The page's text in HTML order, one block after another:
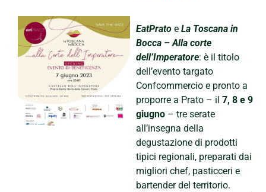
EatPrato eLa Toscana in
Bocca – Alla corte
dell’Imperatore: è il titolo
dell’evento targato
Confcommercio e pronto a
proporre a Prato – il7, 8 e 9
giugno – tre serate
all’insegna della
degustazione di prodotti
tipici regionali, preparati dai
migliori chef, pasticceri e
bartender del territorio.